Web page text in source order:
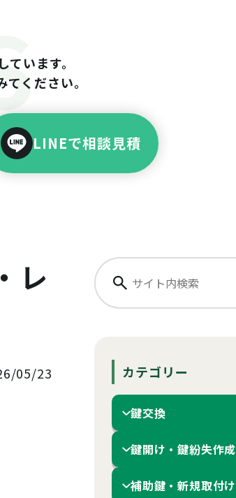
います。
ください。
LINEで相談見積
レ
05/23 カテゴリー
鍵交換
鍵開け・鍵紛失作成
補助鍵・新規取付け